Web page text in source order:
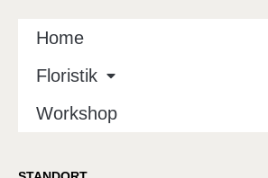
Home
Floristik
Workshop